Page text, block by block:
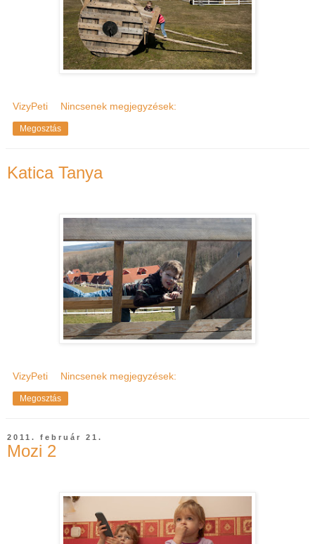
VizyPeti Nincsenek megjegyzések:
Megosztás
Katica Tanya
VizyPeti Nincsenek megjegyzések:
Megosztás
2011. február 21.
Mozi 2